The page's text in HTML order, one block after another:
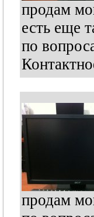
продам
есть еще
по
продам